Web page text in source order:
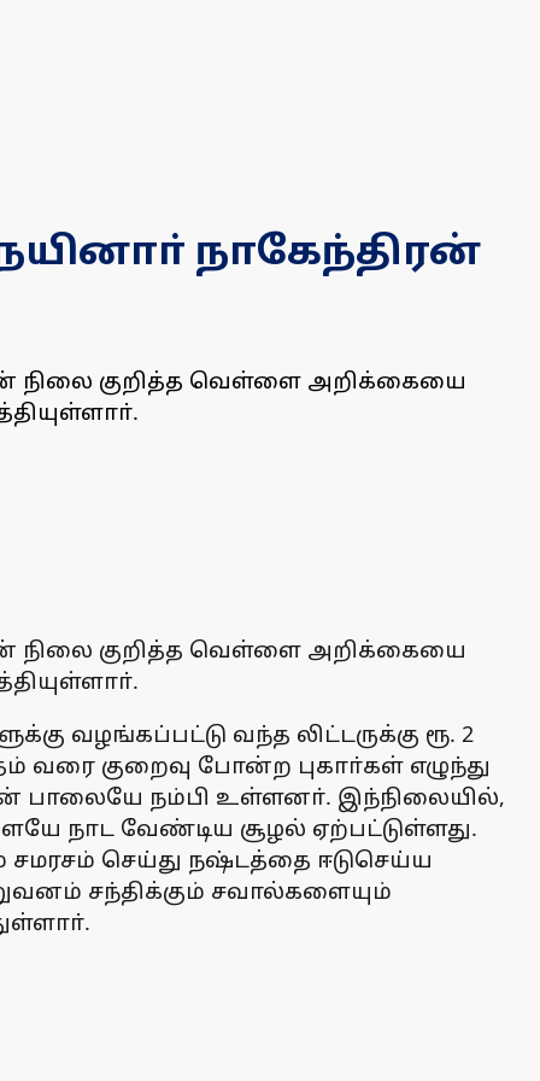
நாகேந்திரன்
நிலை குறித்த வெள்ளை அறிக்கையை
நிலை குறித்த வெள்ளை அறிக்கையை
வழங்கப்பட்டு வந்த லிட்டருக்கு ரூ. 2
வரை குறைவு போன்ற புகாா்கள் எழுந்து
பாலையே நம்பி உள்ளனா். இந்நிலையில்,
நாட வேண்டிய சூழல் ஏற்பட்டுள்ளது.
செய்து நஷ்டத்தை ஈடுசெய்ய
சந்திக்கும் சவால்களையும்